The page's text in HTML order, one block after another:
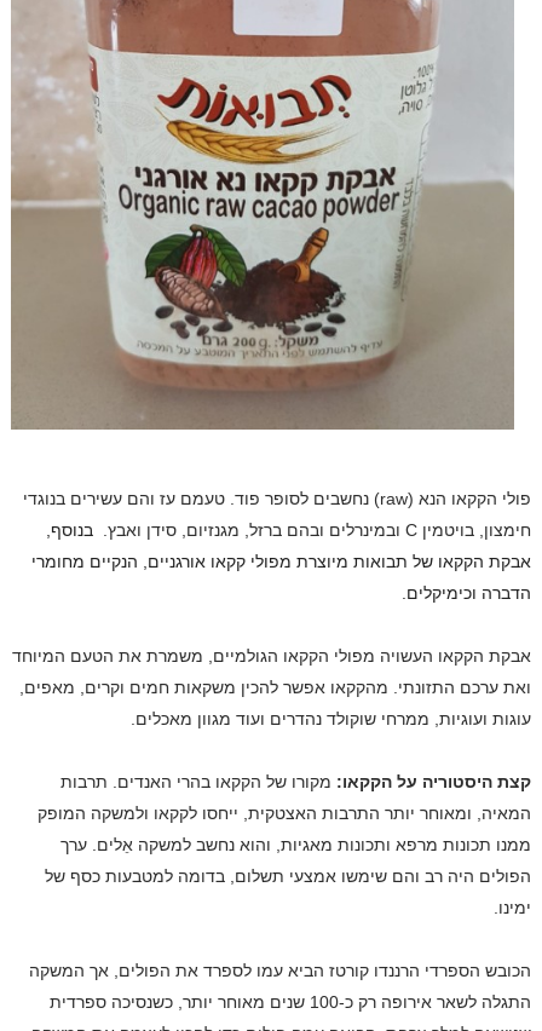
פולי הקקאו הנא (raw) נחשבים לסופר פוד. טעמם עז והם עשירים בנוגדי
חימצון, בויטמין Cובמינרלים ובהם ברזל, מגנזיום, סידן ואבץ.
בנוסף,
אבקת הקקאו של תבואות מיוצרת מפולי קקאו אורגניים, הנקיים מחומרי
הדברה וכימיקלים.
אבקת הקקאו העשויה מפולי הקקאו הגולמיים, משמרת את הטעם המיוחד
ואת ערכם התזונתי. מהקקאו אפשר להכין משקאות חמים וקרים, מאפים,
עוגות ועוגיות, ממרחי שוקולד נהדרים ועוד מגוון מאכלים.
קצת היסטוריה על הקקאו: מקורו של הקקאו בהרי האנדים.
תרבות
המאיה, ומאוחר יותר התרבות האצטקית, ייחסו לקקאו ולמשקה המופק
ממנו תכונות מרפא ותכונות מאגיות, והוא נחשב למשקה אֵלים. ערך
הפולים היה רב והם שימשו אמצעי תשלום, בדומה למטבעות כסף של
ימינו.
הכובש הספרדי הרננדו קורטז הביא עמו לספרד את הפולים, אך המשקה
התגלה לשאר אירופה רק כ-100 שנים מאוחר יותר, כשנסיכה ספרדית